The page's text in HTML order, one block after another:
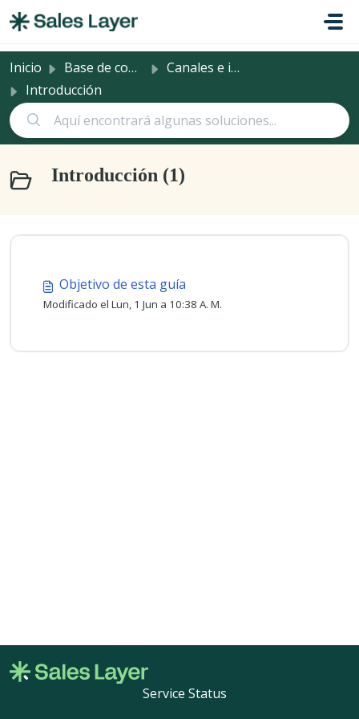
Inicio Base de conocimientos
Canales e integraciones
Introducción
Introducción (1)
Objetivo de esta guía
Modificado el Lun, 1 Jun a 10:38 A. M.
Service Status